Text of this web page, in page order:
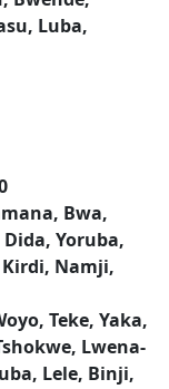
Luba,
Bwa,
Dida, Yoruba,
Namji,
Teke, Yaka,
Lwena-
Lele, Binji,